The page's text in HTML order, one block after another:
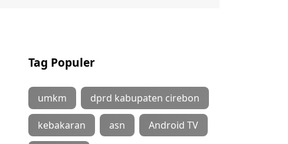
Tag Populer
umkm dprd kabupaten cirebon
kebakaran asn Android TV